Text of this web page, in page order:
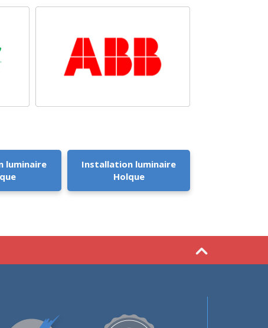
luminaire
Installation luminaire
Holque